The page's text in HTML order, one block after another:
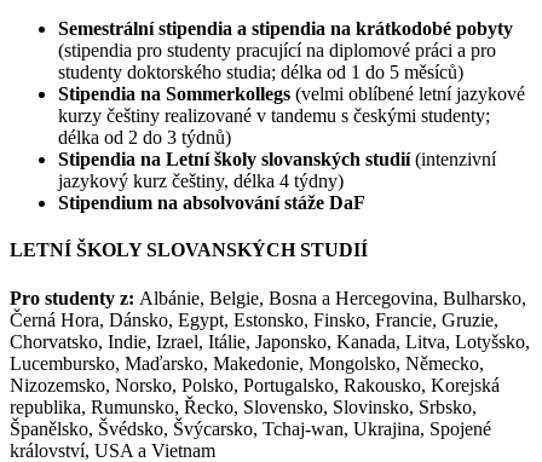
Semestrální stipendia a stipendia na krátkodobé pobyty
(stipendia pro studenty pracující na diplomové práci a pro
studenty doktorského studia; délka od 1 do 5 měsíců)
Stipendia na Sommerkollegs (velmi oblíbené letní jazykové
kurzy češtiny realizované v tandemu s českými studenty;
délka od 2 do 3 týdnů)
Stipendia na Letní školy slovanských studií(intenzivní
jazykový kurz češtiny, délka 4 týdny)
Stipendium na absolvování stáže DaF
LETNÍ ŠKOLY SLOVANSKÝCH STUDIÍ
Pro studenty z: Albánie, Belgie, Bosna a Hercegovina, Bulharsko,
Černá Hora, Dánsko, Egypt, Estonsko, Finsko, Francie, Gruzie,
Chorvatsko, Indie, Izrael, Itálie, Japonsko, Kanada, Litva, Lotyšsko,
Lucembursko, Maďarsko, Makedonie, Mongolsko, Německo,
Nizozemsko, Norsko, Polsko, Portugalsko, Rakousko, Korejská
republika, Rumunsko, Řecko, Slovensko, Slovinsko, Srbsko,
Španělsko, Švédsko, Švýcarsko, Tchaj-wan, Ukrajina, Spojené
království, USA a Vietnam